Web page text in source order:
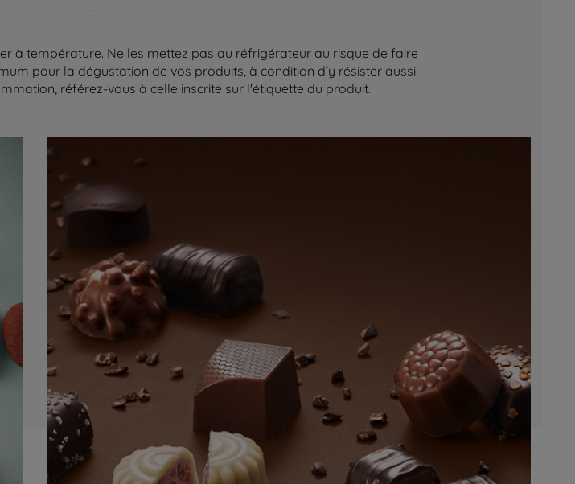
à température. Ne les mettez pas au réfrigérateur au risque de faire
pour la dégustation de vos produits, à condition d’y résister aussi
référez-vous à celle inscrite sur l'étiquette du produit.